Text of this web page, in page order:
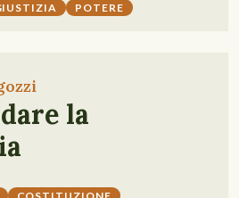
POTERE
la